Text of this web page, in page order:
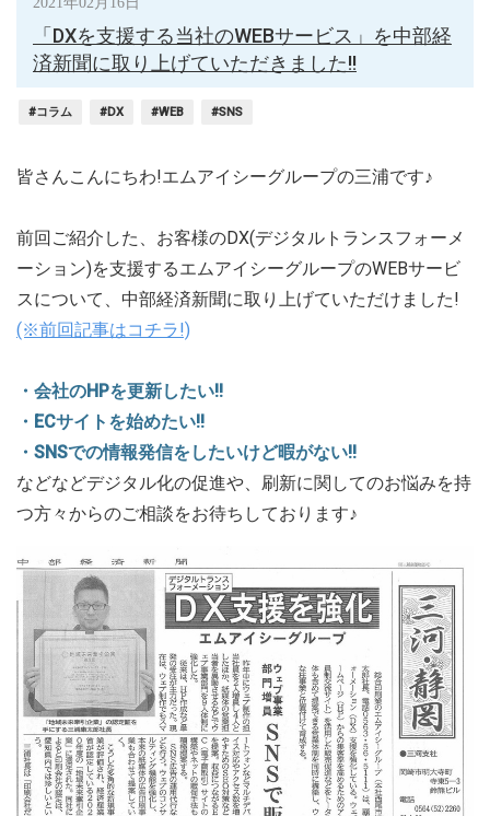
「DXを支援する当社のWEBサービス」を中部経
済新聞に取り上げていただきました!!
#コラム #DX #WEB #SNS
皆さんこんにちわ!エムアイシーグループの三浦です♪
前回ご紹介した、お客様のDX(デジタルトランスフォーメ
ーション)を支援するエムアイシーグループのWEBサービ
スについて、中部経済新聞に取り上げていただけました!
(※前回記事はコチラ!)
・会社のHPを更新したい!!
・ECサイトを始めたい!!
・SNSでの情報発信をしたいけど暇がない!!
などなどデジタル化の促進や、刷新に関してのお悩みを持
つ方々からのご相談をお待ちしております♪